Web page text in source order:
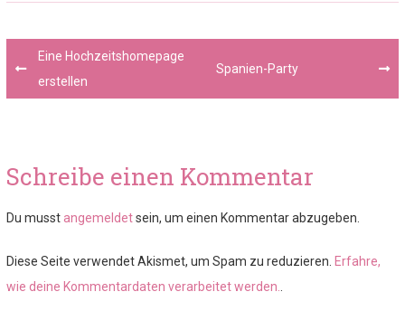
Post
navigation
Eine Hochzeitshomepage
erstellen
Spanien-Party
Schreibe einen Kommentar
Du musst angemeldetsein, um einen Kommentar abzugeben.
Diese Seite verwendet Akismet, um Spam zu reduzieren. Erfahre,
wie deine Kommentardaten verarbeitet werden.